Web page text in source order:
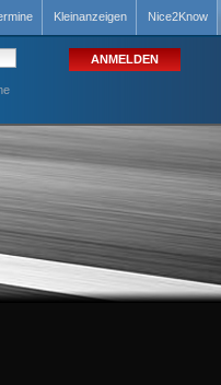
Kleinanzeigen Nice2Know